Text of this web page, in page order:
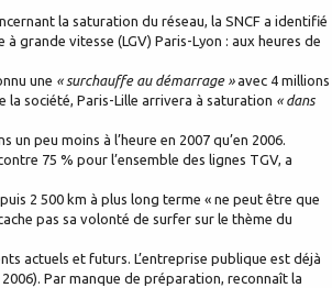
la saturation du réseau, la SNCF a identifié
grande vitesse (LGV) Paris-Lyon : aux heures de
une « surchauffe au démarrage »avec 4 millions
la société, Paris-Lille arrivera à saturation « dans
peu moins à l’heure en 2007 qu’en 2006.
75 % pour l’ensemble des lignes TGV, a
2 500 km à plus long terme « ne peut être que
pas sa volonté de surfer sur le thème du
actuels et futurs. L’entreprise publique est déjà
Par manque de préparation, reconnaît la